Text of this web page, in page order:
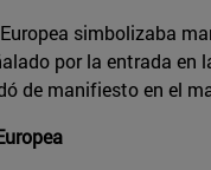
simbolizaba
por la entrada en
de manifiesto en el